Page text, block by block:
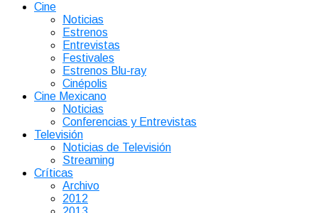
Cine
Noticias
Estrenos
Entrevistas
Festivales
Estrenos Blu-ray
Cinépolis
Cine Mexicano
Noticias
Conferencias y Entrevistas
Televisión
Noticias de Televisión
Streaming
Críticas
Archivo
2012